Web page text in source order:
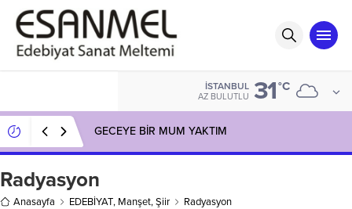
İSTANBUL
AZ BULUTLU 31°C
GECEYE BİR MUM YAKTIM
Radyasyon
Anasayfa EDEBİYAT, Manşet,Şiir Radyasyon